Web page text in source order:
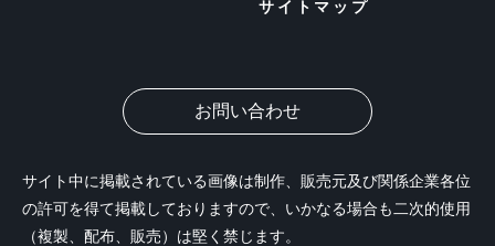
サイトマップ
お問い合わせ
サイト中に掲載されている画像は制作、販売元及び関係企業各位
の許可を得て掲載しておりますので、いかなる場合も二次的使用
（複製、配布、販売）は堅く禁じます。